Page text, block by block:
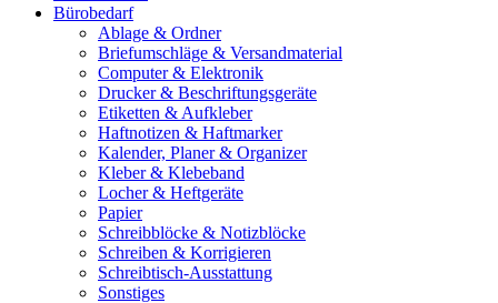
Bürobedarf
Ablage & Ordner
Briefumschläge & Versandmaterial
Computer & Elektronik
Drucker & Beschriftungsgeräte
Etiketten & Aufkleber
Haftnotizen & Haftmarker
Kalender, Planer & Organizer
Kleber & Klebeband
Locher & Heftgeräte
Papier
Schreibblöcke & Notizblöcke
Schreiben & Korrigieren
Schreibtisch-Ausstattung
Sonstiges